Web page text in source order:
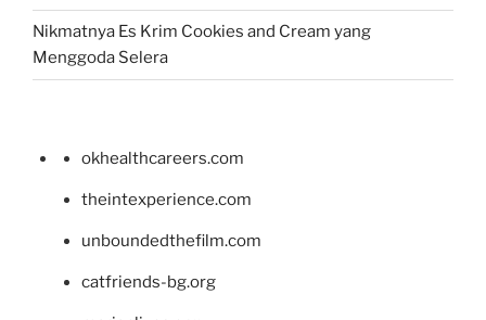
Nikmatnya Es Krim Cookies and Cream yang
Menggoda Selera
okhealthcareers.com
theintexperience.com
unboundedthefilm.com
catfriends-bg.org